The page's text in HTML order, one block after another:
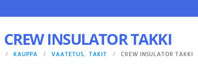
CREW INSULATOR TAKKI
KAUPPA VAATETUS, TAKIT CREW INSULATOR TAKKI